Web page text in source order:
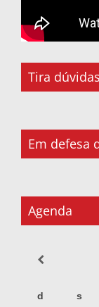
Tira
Em defesa
Agenda
d s